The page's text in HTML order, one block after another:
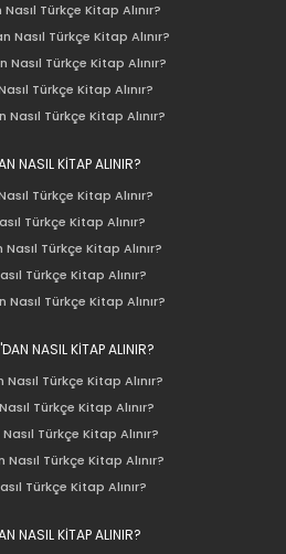
Türkçe Kitap Alınır?
Nasıl Türkçe Kitap Alınır?
Türkçe Kitap Alınır?
Türkçe Kitap Alınır?
Türkçe Kitap Alınır?
NASIL KİTAP ALINIR?
Türkçe Kitap Alınır?
Türkçe Kitap Alınır?
Türkçe Kitap Alınır?
Türkçe Kitap Alınır?
Türkçe Kitap Alınır?
NASIL KİTAP ALINIR?
Türkçe Kitap Alınır?
Türkçe Kitap Alınır?
Türkçe Kitap Alınır?
Türkçe Kitap Alınır?
Türkçe Kitap Alınır?
NASIL KİTAP ALINIR?